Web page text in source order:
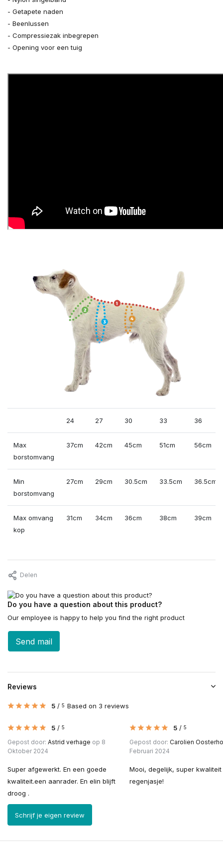
- Getapete naden
- Beenlussen
- Compressiezak inbegrepen
- Opening voor een tuig
24 27 30 33 36
Max
borstomvang
37cm 42cm 45cm 51cm 56cm
Min
borstomvang
27cm 29cm 30.5cm 33.5cm 36.5cm
Max omvang
kop
31cm 34cm 36cm 38cm 39cm
Delen
Do you have a question about this product?
Our employee is happy to help you find the right product
Send mail
Reviews
5 / 5 Based on 3 reviews
5 / 5
Gepost door: Astrid verhage op 8
Oktober 2024
Super afgewerkt. En een goede
kwaliteit.een aanrader. En elin blijft
droog .
5 / 5
Gepost door: Carolien
Februari 2024
Mooi, degelijk, super kwaliteit
regenjasje!
Schrijf je eigen review